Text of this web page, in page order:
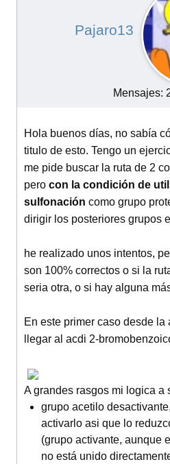
Pajaro13
Mensajes:
Hola buenos días, no sabía
titulo de esto. Tengo un
me pide buscar la ruta de 2
pero con la condición de
sulfonación como grupo
dirigir los posteriores grupos
he realizado unos intentos,
son 100% correctos o si la
seria otra, o si hay alguna
En este primer caso desde la
llegar al acdi 2-
A grandes rasgos mi logica a
grupo acetilo
activarlo asi que lo
(grupo activante, aunque
no está unido